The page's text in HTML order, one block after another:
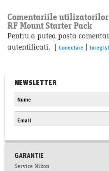
Comentariile utilizatorilor
RF Mount Starter Pack
Pentru a putea posta
autentificati. [ Conectare |
NEWSLETTER
GARANTIE
Service Nikon